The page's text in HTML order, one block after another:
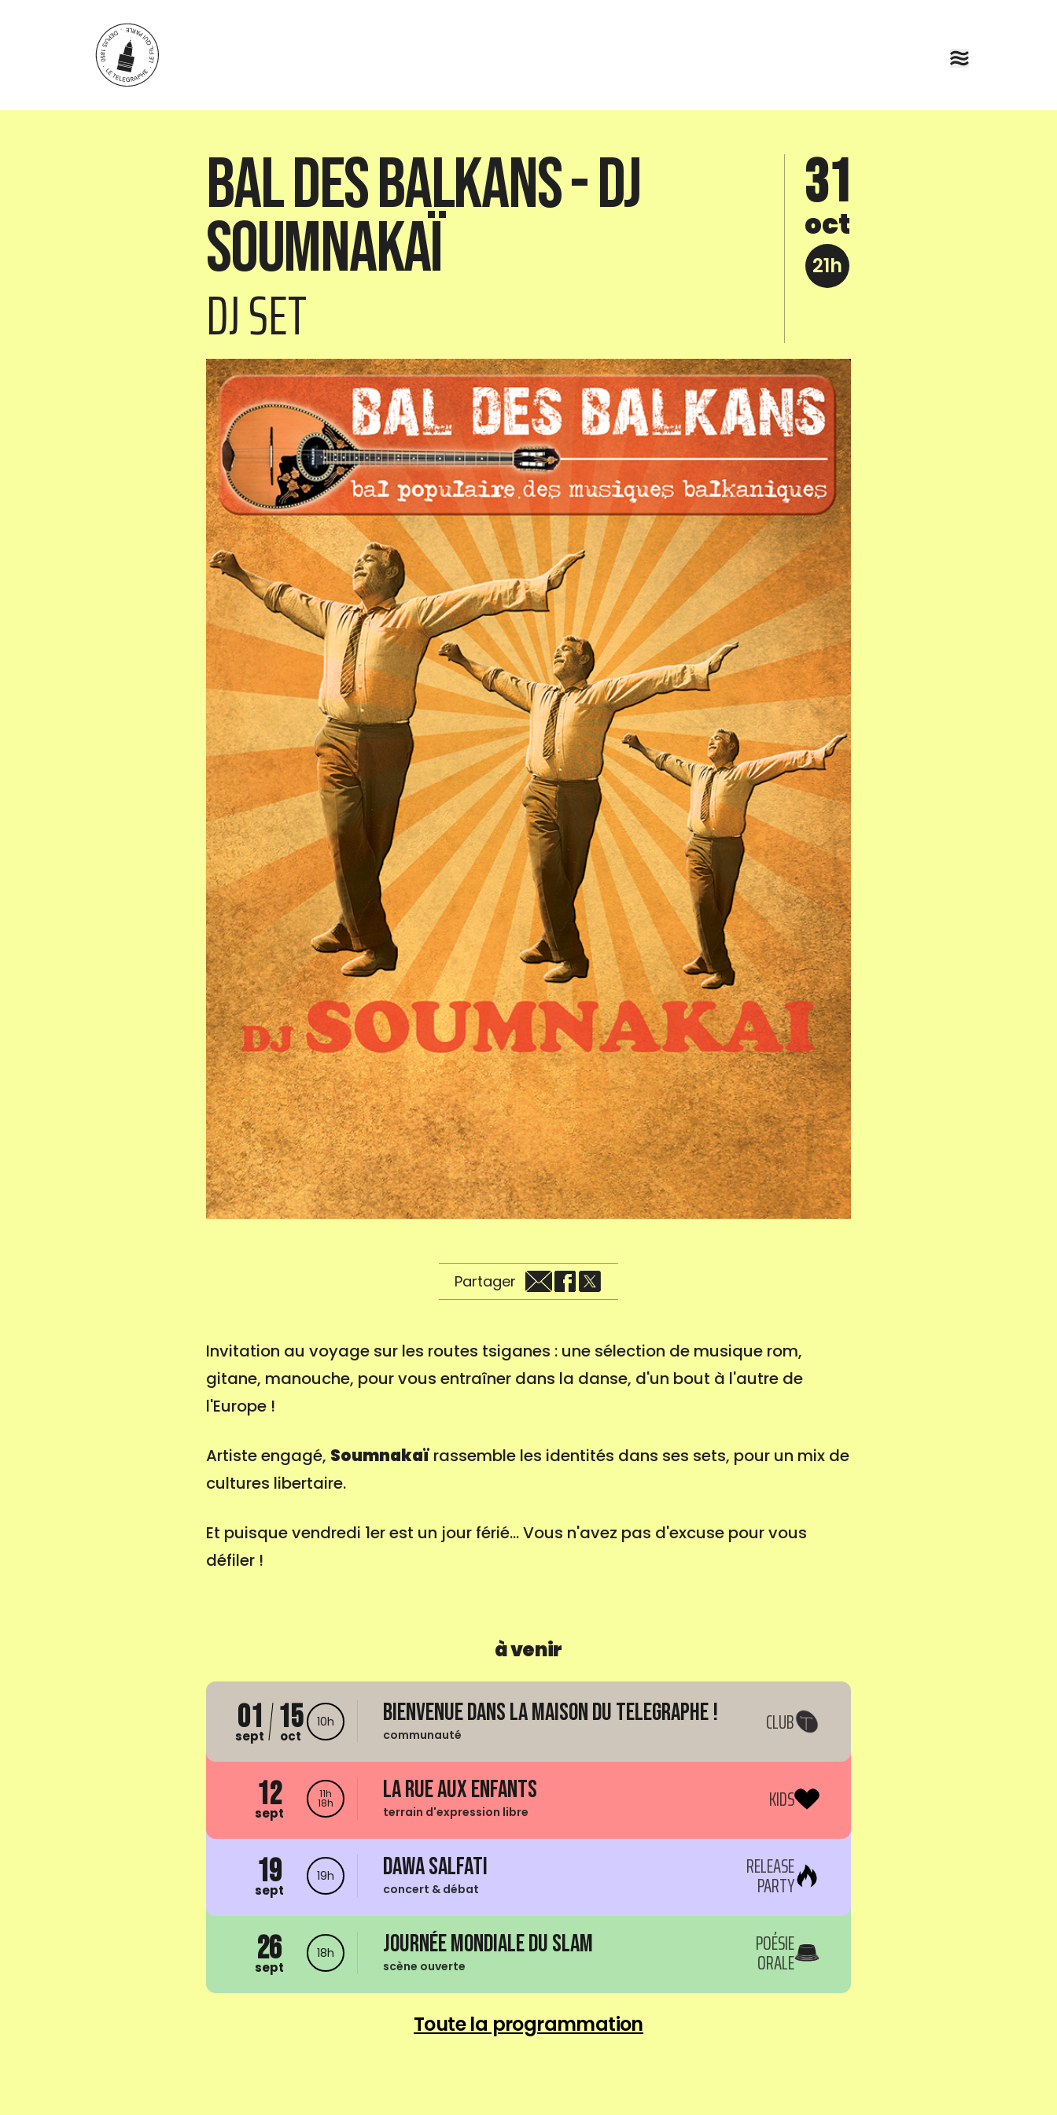
Bal des Balkans - DJ
Soumnakaï
DJ SET
31
oct
21h
Partager
Invitation au voyage sur les routes tsiganes : une sélection de musique rom,
gitane, manouche, pour vous entraîner dans la danse, d'un bout à l'autre de
l'Europe !
Artiste engagé, Soumnakaï rassemble les identités dans ses sets, pour un mix de
cultures libertaire.
Et puisque vendredi 1er est un jour férié... Vous n'avez pas d'excuse pour vous
défiler !
à venir
01
sept 15
oct
10h Bienvenue dans La Maison du Telegraphe !
communauté CLUB
12
sept
11h
18h La Rue aux enfants
terrain d'expression libre KIDS
19
sept
19h Dawa Salfati
concert & débat
RELEASE
PARTY
26
sept
18h Journée mondiale du Slam
scène ouverte
POÉSIE
ORALE
Toute la programmation